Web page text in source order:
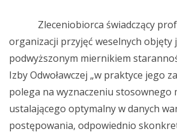
Zleceniobiorca świadczący
organizacji przyjęć weselnych objęty
podwyższonym miernikiem
Izby Odwoławczej „w praktyce jego
polega na wyznaczeniu stosownego
ustalającego optymalny w danych
postępowania, odpowiednio